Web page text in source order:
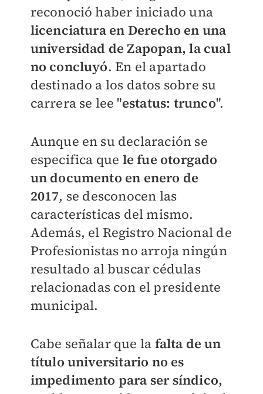
reconoció haber iniciado una
licenciatura en Derecho en una
universidad de Zapopan, la cual
no concluyó. En el apartado
destinado a los datos sobre su
carrera se lee "estatus: trunco".
Aunque en su declaración se
especifica que le fue otorgado
un documento en enero de
2017, se desconocen las
características del mismo.
Además, el Registro Nacional de
Profesionistas no arroja ningún
resultado al buscar cédulas
relacionadas con el presidente
municipal.
Cabe señalar que la falta de un
título universitario no es
impedimento para ser síndico,